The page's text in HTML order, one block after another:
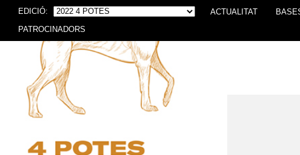
EDICIÓ: ACTUALITAT
PATROCINADORS